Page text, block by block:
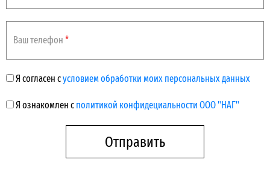
Ваш телефон *
Я согласен сусловием обработки моих персональных данных
Я ознакомлен с политикой конфидециальности ООО "НАГ"
Отправить